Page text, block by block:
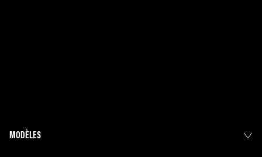
MODÈLES